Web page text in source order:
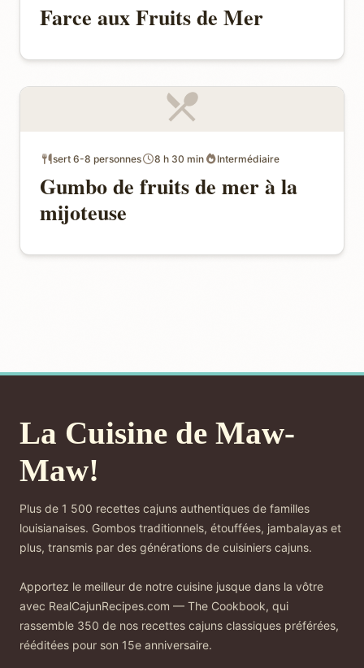
Farce aux Fruits de Mer
sert 6-8 personnes 8 h 30 min Intermédiaire
Gumbo de fruits de mer à la
mijoteuse
La Cuisine de Maw-
Maw!
Plus de 1 500 recettes cajuns authentiques de familles
louisianaises. Gombos traditionnels, étouffées, jambalayas et
plus, transmis par des générations de cuisiniers cajuns.
Apportez le meilleur de notre cuisine jusque dans la vôtre
avec RealCajunRecipes.com — The Cookbook, qui
rassemble 350 de nos recettes cajuns classiques préférées,
rééditées pour son 15e anniversaire.